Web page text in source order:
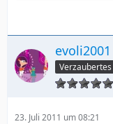
evoli2001
Verzaubertes
23. Juli 2011 um 08:21